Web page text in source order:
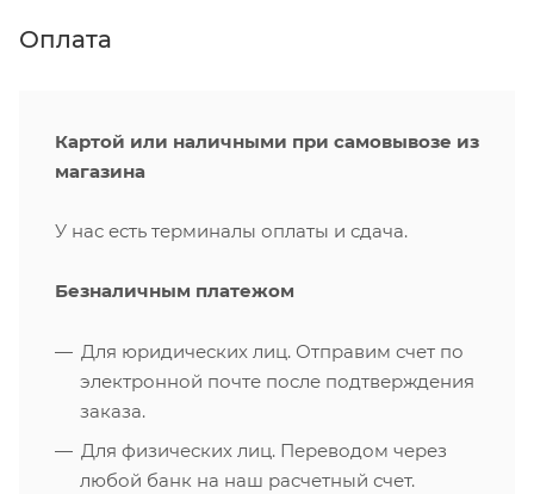
Оплата
Картой или наличными при самовывозе из
магазина
У нас есть терминалы оплаты и сдача.
Безналичным платежом
Для юридических лиц. Отправим счет по
электронной почте после подтверждения
заказа.
Для физических лиц. Переводом через
любой банк на наш расчетный счет.